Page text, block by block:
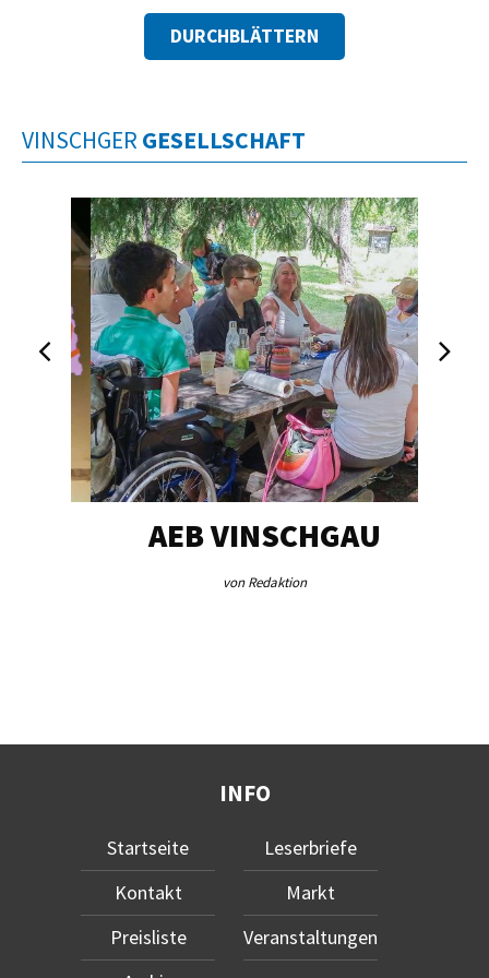
DURCHBLÄTTERN
VINSCHGER GESELLSCHAFT
AEB VINSCHGAU
von Redaktion
INFO
Startseite
Kontakt
Preisliste
Leserbriefe
Markt
Veranstaltungen